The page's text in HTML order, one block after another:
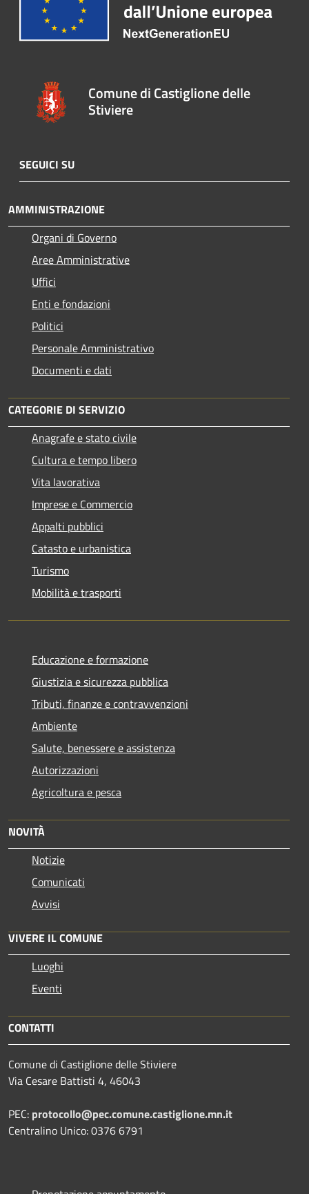
Comune di Castiglione delle
Stiviere
SEGUICI SU
AMMINISTRAZIONE
Organi di Governo
Aree Amministrative
Uffici
Enti e fondazioni
Politici
Personale Amministrativo
Documenti e dati
CATEGORIE DI SERVIZIO
Anagrafe e stato civile
Cultura e tempo libero
Vita lavorativa
Imprese e Commercio
Appalti pubblici
Catasto e urbanistica
Turismo
Mobilità e trasporti
Educazione e formazione
Giustizia e sicurezza pubblica
Tributi, finanze e contravvenzioni
Ambiente
Salute, benessere e assistenza
Autorizzazioni
Agricoltura e pesca
NOVITÀ
Notizie
Comunicati
Avvisi
VIVERE IL COMUNE
Luoghi
Eventi
CONTATTI
Comune di Castiglione delle Stiviere
Via Cesare Battisti 4, 46043
PEC: protocollo@pec.comune.castiglione.mn.it
Centralino Unico: 0376 6791